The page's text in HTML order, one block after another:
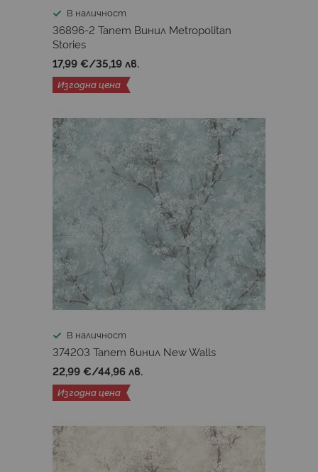
В наличност
36896-2 Тапет Винил Metropolitan
Stories
17,99 €/35,19 лв.
Изгодна цена
В наличност
374203 Тапет винил New Walls
22,99 €/44,96 лв.
Изгодна цена